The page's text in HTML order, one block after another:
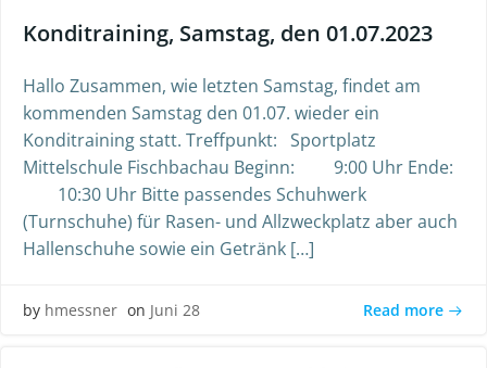
Konditraining, Samstag, den 01.07.2023
Hallo Zusammen, wie letzten Samstag, findet am
kommenden Samstag den 01.07. wieder ein
Konditraining statt. Treffpunkt: Sportplatz
Mittelschule Fischbachau Beginn: 9:00 Uhr Ende:
10:30 Uhr Bitte passendes Schuhwerk
(Turnschuhe) für Rasen- und Allzweckplatz aber auch
Hallenschuhe sowie ein Getränk […]
by hmessner on Juni 28 Read more